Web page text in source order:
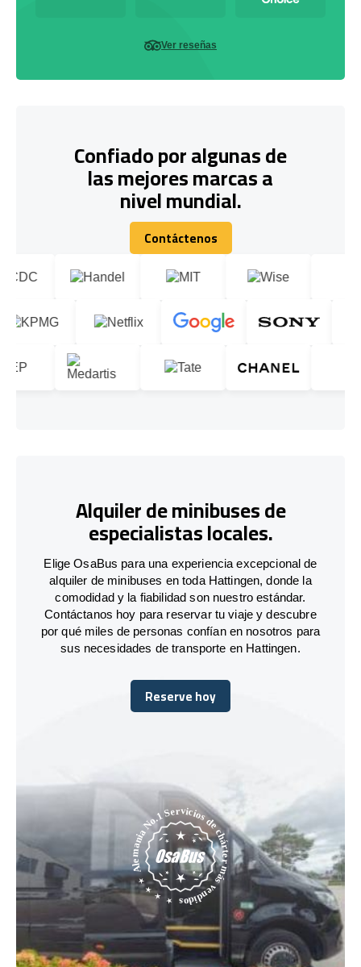
Ver reseñas
Confiado por algunas de
las mejores marcas a
nivel mundial.
Contáctenos
Contáctenos
Alquiler de minibuses de
especialistas locales.
Elige OsaBus para una experiencia excepcional de
alquiler de minibuses en toda Hattingen, donde la
comodidad y la fiabilidad son nuestro estándar.
Contáctanos hoy para reservar tu viaje y descubre
por qué miles de personas confían en nosotros para
sus necesidades de transporte en Hattingen.
Reserve hoy
Reserve hoy